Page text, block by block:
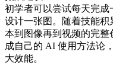
初学者可以尝试每天完
设计一张图。随着技能
本到图像再到视频的完
成自己的 AI 使用方法论
大效能。